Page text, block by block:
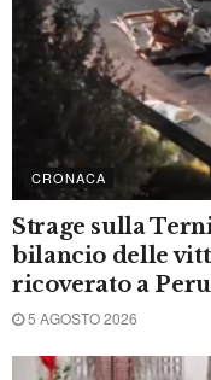
Scomparsa una
“Chi l’ha visto?”
7 AGOSTO 2026